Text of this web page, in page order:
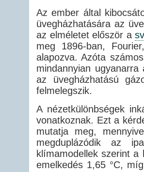
Az ember által
üvegházhatására az
az elméletet először a sv
meg 1896-ban,
alapozva. Azóta
mindannyian
az üvegházhatású
felmelegszik.
A nézetkülönbségek
vonatkoznak. Ezt a
mutatja meg,
megduplázódik az
klímamodellek szerint a
emelkedés 1,65 °C,